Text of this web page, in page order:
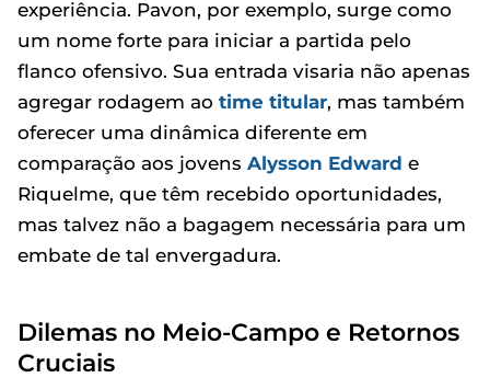
experiência. Pavon, por exemplo, surge como
um nome forte para iniciar a partida pelo
flanco ofensivo. Sua entrada visaria não apenas
agregar rodagem ao time titular, mas também
oferecer uma dinâmica diferente em
comparação aos jovens Alysson Edward e
Riquelme, que têm recebido oportunidades,
mas talvez não a bagagem necessária para um
embate de tal envergadura.
Dilemas no Meio-Campo e Retornos
Cruciais